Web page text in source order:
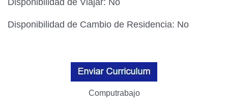
Disponibilidad de Cambio de Residencia: No
Computrabajo